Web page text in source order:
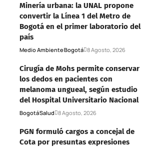
Minería urbana: la UNAL propone
convertir la Línea 1 del Metro de
Bogotá en el primer laboratorio del
país
Medio AmbienteBogotá 8 Agosto, 2026
Cirugía de Mohs permite conservar
los dedos en pacientes con
melanoma ungueal, según estudio
del Hospital Universitario Nacional
BogotáSalud 8 Agosto, 2026
PGN formuló cargos a concejal de
Cota por presuntas expresiones